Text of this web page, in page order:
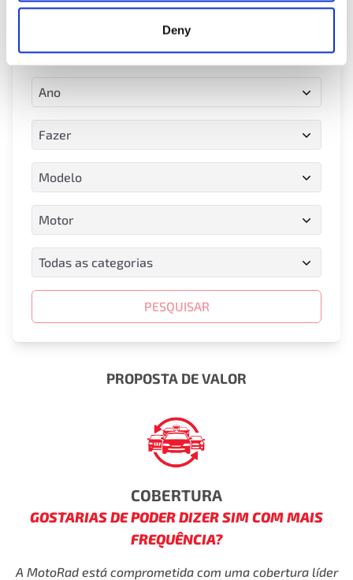
Deny
Intercâmbios
Placa de identificação
Ano
Ano
Fazer
Fazer
Modelo
Modelo
Motor
Motor
Todas as categorias
Todas as categorias
PESQUISAR
PROPOSTA DE VALOR
COBERTURA
GOSTARIAS DE PODER DIZER SIM COM MAIS
FREQUÊNCIA?
A MotoRad está comprometida com uma cobertura líder